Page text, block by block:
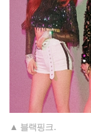
▲ 블랙핑크.